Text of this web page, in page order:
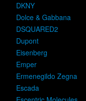
DKNY
Dolce & Gabbana
DSQUARED2
Dupont
Eisenberg
Emper
Ermenegildo Zegna
Escada